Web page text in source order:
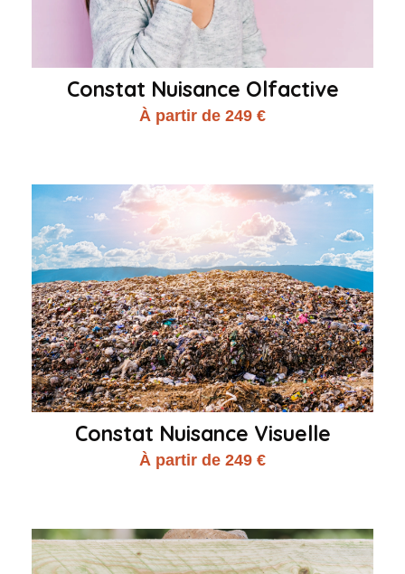
Constat Nuisance Olfactive
À partir de 249 €
Constat Nuisance Visuelle
À partir de 249 €